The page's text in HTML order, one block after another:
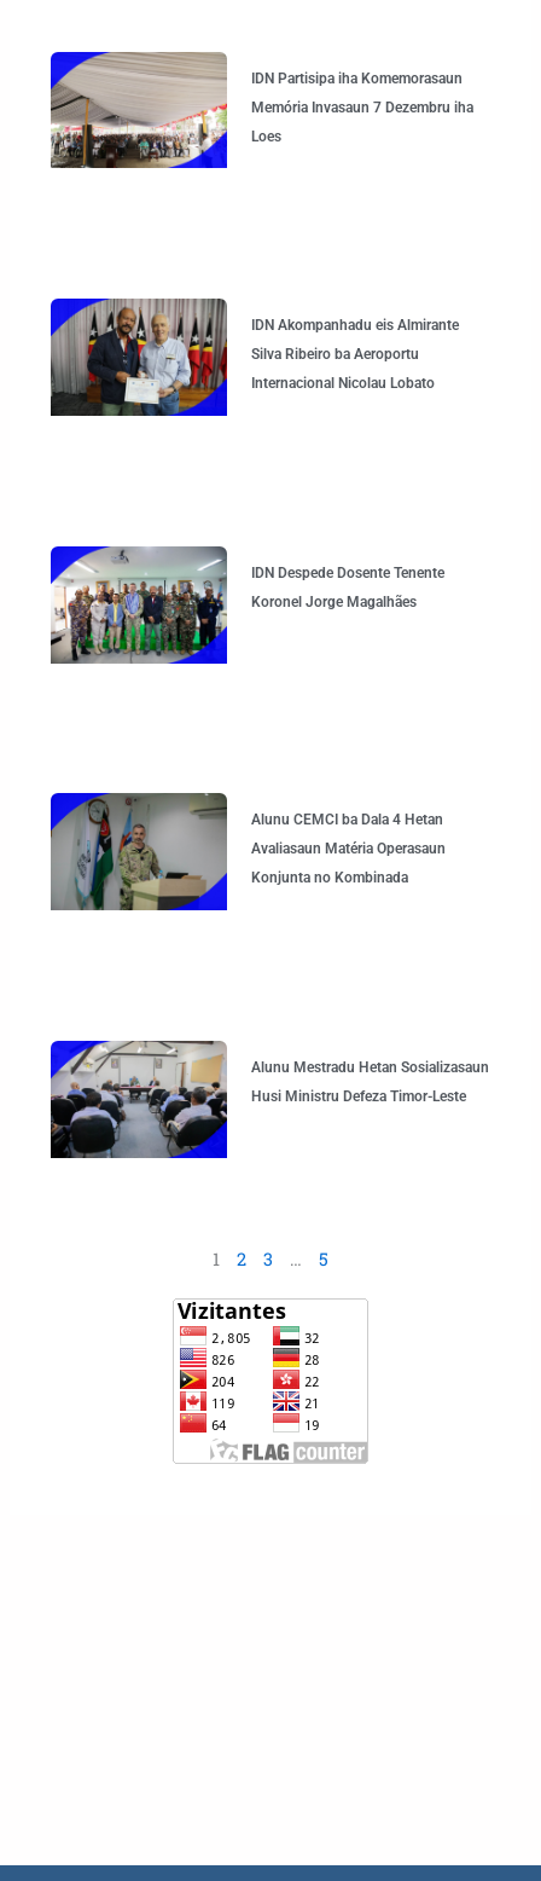
IDN Partisipa iha Komemorasaun
Memória Invasaun 7 Dezembru iha
Loes
IDN Akompanhadu eis Almirante
Silva Ribeiro ba Aeroportu
Internacional Nicolau Lobato
IDN Despede Dosente Tenente
Koronel Jorge Magalhães
Alunu CEMCI ba Dala 4 Hetan
Avaliasaun Matéria Operasaun
Konjunta no Kombinada
Alunu Mestradu Hetan Sosializasaun
Husi Ministru Defeza Timor-Leste
1 2 3 … 5